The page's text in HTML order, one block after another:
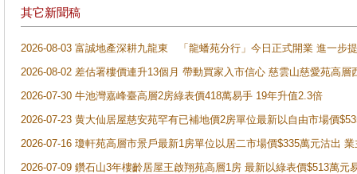
其它新聞稿
2026-08-03 富誠地產深耕九龍東 「龍蟠苑分行」今日正式開業 進一步
2026-08-02 差估署樓價連升13個月 帶動買家入市信心 慈雲山慈愛苑高層
2026-07-30 牛池灣嘉峰臺高層2房綠表價418萬易手 19年升值2.3倍
2026-07-23 黄大仙居屋慈安苑罕有已補地價2房單位最新以自由市場價
2026-07-16 瓊軒苑高層市景戶最新1房單位以居二市場價$335萬元沽出
2026-07-09 鑽石山3年樓齡居屋王啟翔苑高層1房 最新以綠表價$513萬元